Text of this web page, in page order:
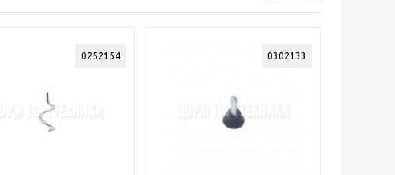
0252154 0302133